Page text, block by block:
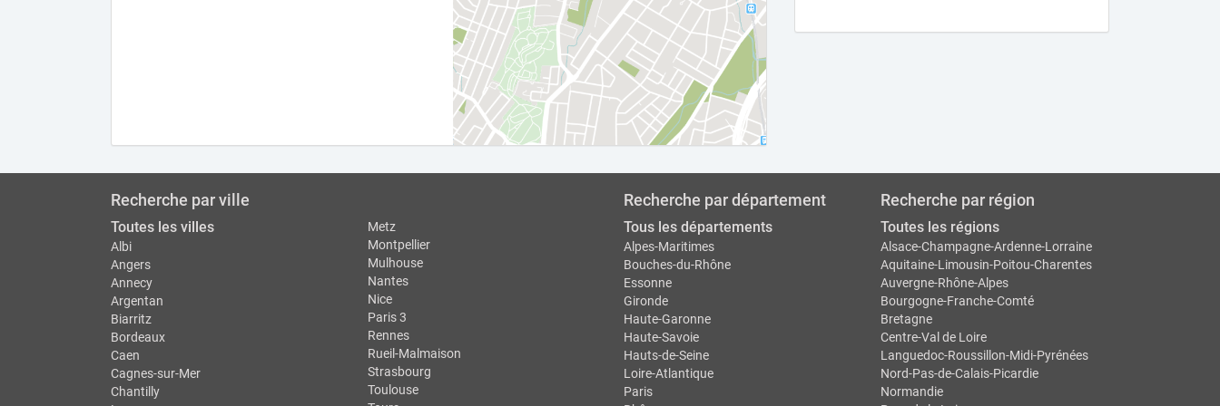
Recherche par ville
Toutes les villes
Albi
Angers
Annecy
Argentan
Biarritz
Bordeaux
Caen
Cagnes-sur-Mer
Chantilly
Metz
Montpellier
Mulhouse
Nantes
Nice
Paris 3
Rennes
Rueil-Malmaison
Strasbourg
Toulouse
Recherche par département
Tous les départements
Alpes-Maritimes
Bouches-du-Rhône
Essonne
Gironde
Haute-Garonne
Haute-Savoie
Hauts-de-Seine
Loire-Atlantique
Paris
Recherche par région
Toutes les régions
Alsace-Champagne-Ardenne-Lorraine
Aquitaine-Limousin-Poitou-Charentes
Auvergne-Rhône-Alpes
Bourgogne-Franche-Comté
Bretagne
Centre-Val de Loire
Languedoc-Roussillon-Midi-Pyrénées
Nord-Pas-de-Calais-Picardie
Normandie